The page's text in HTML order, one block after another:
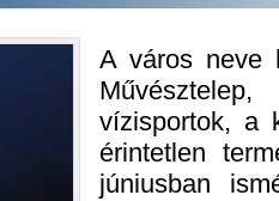
A város neve
vízisportok, a
érintetlen
júniusban